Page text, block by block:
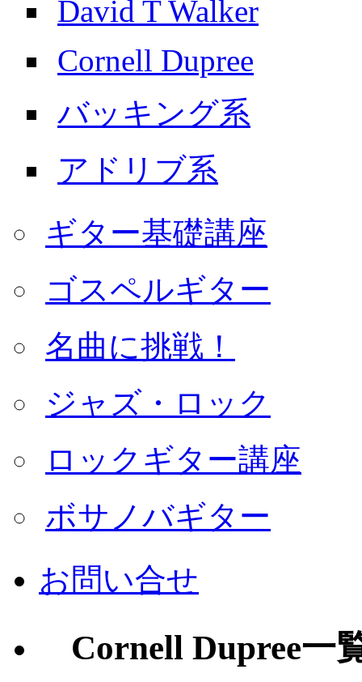
David T Walker
Cornell Dupree
バッキング系
アドリブ系
ギター基礎講座
ゴスペルギター
名曲に挑戦！
ジャズ・ロック
ロックギター講座
ボサノバギター
お問い合せ
Cornell Dupree一